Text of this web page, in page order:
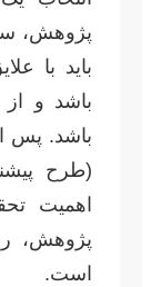
پژوهش،
باید با
باشد و از
باشد. پس از
(طرح
اهمیت
پژوهش،
است.